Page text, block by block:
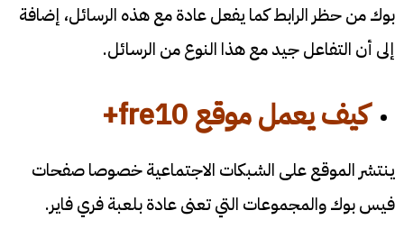
بوك من حظر الرابط كما يفعل عادة مع هذه الرسائل، إضافة
إلى أن التفاعل جيد مع هذا النوع من الرسائل.
كيف يعمل موقعfre10
+
ينتشر الموقع على الشبكات الاجتماعية خصوصا صفحات
فيس بوك والمجموعات التي تعنى عادة بلعبة فري فاير.